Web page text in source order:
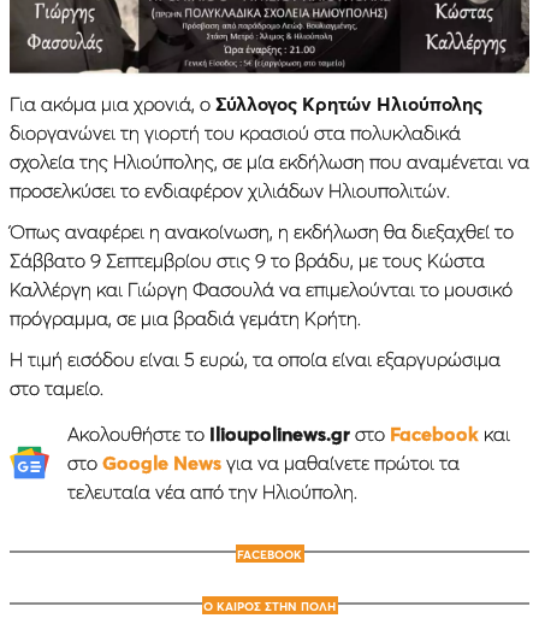
Για ακόμα μια χρονιά, ο Σύλλογος Κρητών Ηλιούπολης
διοργανώνει τη γιορτή του κρασιού στα πολυκλαδικά
σχολεία της Ηλιούπολης, σε μία εκδήλωση που αναμένεται να
προσελκύσει το ενδιαφέρον χιλιάδων Ηλιουπολιτών.
Όπως αναφέρει η ανακοίνωση, η εκδήλωση θα διεξαχθεί το
Σάββατο 9 Σεπτεμβρίου στις 9 το βράδυ, με τους Κώστα
Καλλέργη και Γιώργη Φασουλά να επιμελούνται το μουσικό
πρόγραμμα, σε μια βραδιά γεμάτη Κρήτη.
Η τιμή εισόδου είναι 5 ευρώ, τα οποία είναι εξαργυρώσιμα
στο ταμείο.
Ακολουθήστε το Ilioupolinews.grστο Facebookκαι
στο Google Newsγια να μαθαίνετε πρώτοι τα
τελευταία νέα από την Ηλιούπολη.
FACEBOOK
Ο ΚΑΙΡΟΣ ΣΤΗΝ ΠΟΛΗ